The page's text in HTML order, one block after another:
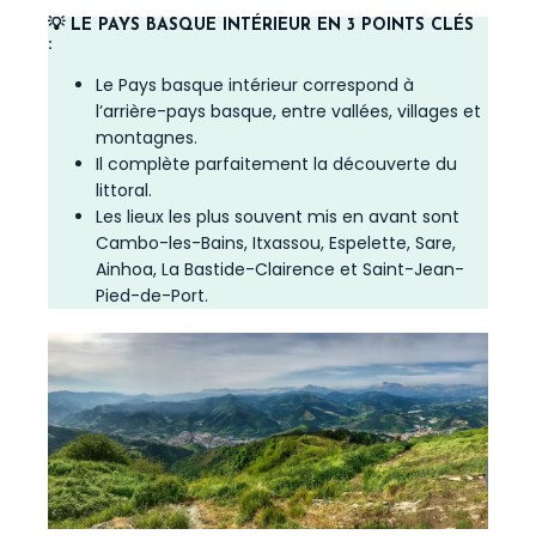
💡 LE PAYS BASQUE INTÉRIEUR EN 3 POINTS CLÉS
:
Le Pays basque intérieur correspond à
l’arrière-pays basque, entre vallées, villages et
montagnes.
Il complète parfaitement la découverte du
littoral.
Les lieux les plus souvent mis en avant sont
Cambo-les-Bains, Itxassou, Espelette, Sare,
Ainhoa, La Bastide-Clairence et Saint-Jean-
Pied-de-Port.